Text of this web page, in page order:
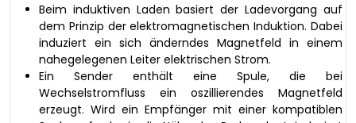
Beim induktiven Laden basiert der Ladevorgang auf
dem Prinzip der elektromagnetischen Induktion. Dabei
induziert ein sich änderndes Magnetfeld in einem
nahegelegenen Leiter elektrischen Strom.
Ein Sender enthält eine Spule, die bei
Wechselstromfluss ein oszillierendes Magnetfeld
erzeugt. Wird ein Empfänger mit einer kompatiblen